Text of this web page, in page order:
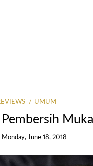
UMUM
Pembersih Muka
Monday, June 18, 2018